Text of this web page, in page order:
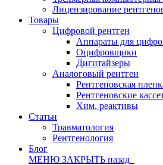
Лицензирование
Товары
Цифровой рентген
Аппараты для
Оцифровщики
Дигитайзеры
Аналоговый рентген
Рентгеновская
Рентгеновские
Хим. реактивы
Статьи
Травматология
Рентгенология
Блог
МЕНЮ ЗАКРЫТЬ назад